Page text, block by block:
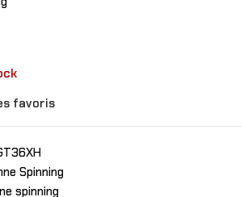
favoris
Spinning
spinning